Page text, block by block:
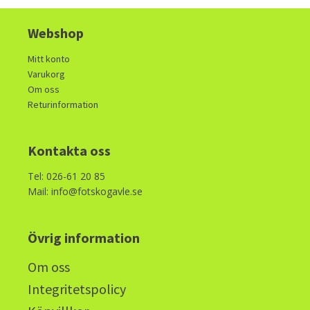
Webshop
Mitt konto
Varukorg
Om oss
Returinformation
Kontakta oss
Tel: 026-61 20 85
Mail: info@fotskogavle.se
Övrig information
Om oss
Integritetspolicy